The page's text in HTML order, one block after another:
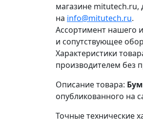
магазине mitutech.ru,
на info@mitutech.ru.
Ассортимент нашего
и сопутствующее
Характеристики
производителем без
Описание товара:
опубликованного на
Точные технические